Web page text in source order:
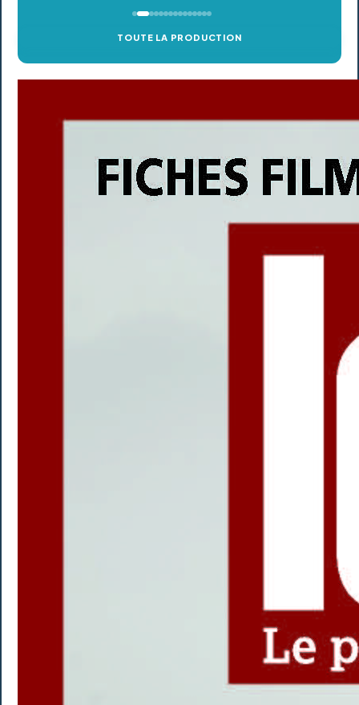
TOUTE LA PRODUCTION